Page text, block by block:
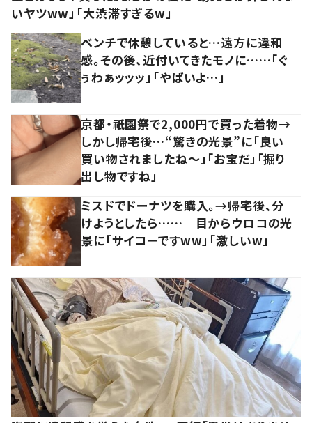
いヤツww」「大渋滞すぎるw」
ベンチで休憩していると…遠方に違和
感。その後、近付いてきたモノに……「ぐ
ぅわぁッッッ」「やばいよ…」
京都・祇園祭で2,000円で買った着物→
しかし帰宅後…“驚きの光景”に「良い
買い物されましたね～」「お宝だ」「掘り
出し物ですね」
ミスドでドーナツを購入。→帰宅後、分
けようとしたら…… 目からウロコの光
景に「サイコーですww」「激しいw」